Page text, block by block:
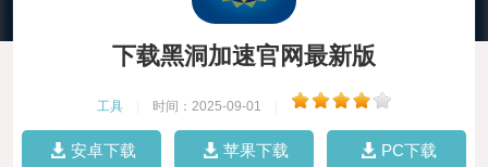
下载黑洞加速官网最新版
工具 时间：2025-09-01
安卓下载 苹果下载 PC下载